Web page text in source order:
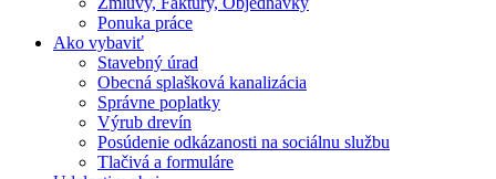
Ponuka práce
Ako vybaviť
Stavebný úrad
Obecná splašková kanalizácia
Správne poplatky
Výrub drevín
Posúdenie odkázanosti na sociálnu službu
Tlačivá a formuláre